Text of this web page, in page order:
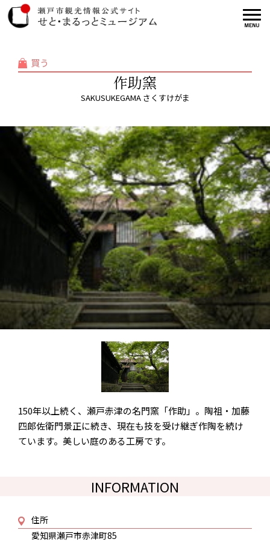
買う
作助窯
SAKUSUKEGAMA さくすけがま
150年以上続く、瀬戸赤津の名門窯「作助」。陶祖・加藤
四郎佐衛門景正に続き、現在も技を受け継ぎ作陶を続け
ています。美しい庭のある工房です。
INFORMATION
住所
愛知県瀬戸市赤津町85